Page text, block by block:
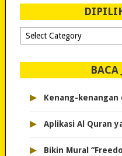
Dipilih-
dipilih..
BACA
▸ Kenang-kenangan
▸ Aplikasi Al Quran
▸ Bikin Mural